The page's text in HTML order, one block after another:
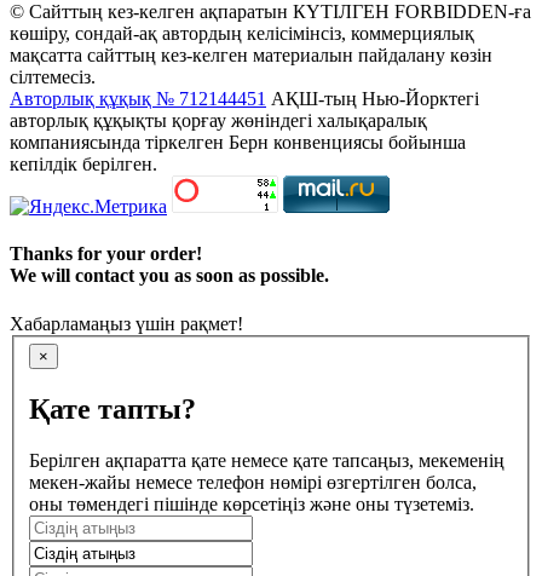
© Сайттың кез-келген ақпаратын КҮТІЛГЕН FORBIDDEN-ға
көшіру, сондай-ақ автордың келісімінсіз, коммерциялық
мақсатта сайттың кез-келген материалын пайдалану көзін
сілтемесіз.
Авторлық құқық № 712144451 АҚШ-тың Нью-Йорктегі
авторлық құқықты қорғау жөніндегі халықаралық
компаниясында тіркелген Берн конвенциясы бойынша
кепілдік берілген.
Thanks for your order!
We will contact you as soon as possible.
Хабарламаңыз үшін рақмет!
×
Қате тапты?
Берілген ақпаратта қате немесе қате тапсаңыз, мекеменің
мекен-жайы немесе телефон нөмірі өзгертілген болса,
оны төмендегі пішінде көрсетіңіз және оны түзетеміз.